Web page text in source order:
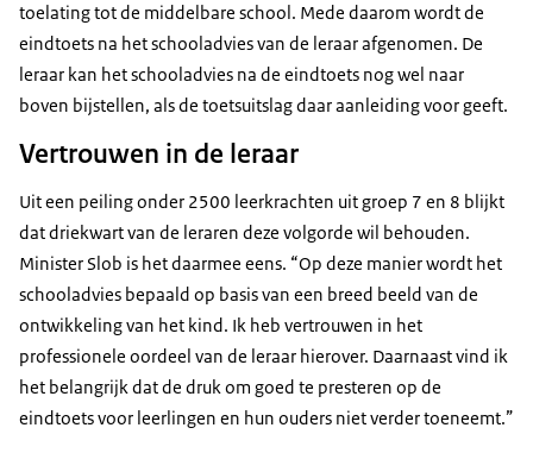
toelating tot de middelbare school. Mede daarom wordt de
eindtoets na het schooladvies van de leraar afgenomen. De
leraar kan het schooladvies na de eindtoets nog wel naar
boven bijstellen, als de toetsuitslag daar aanleiding voor geeft.
Vertrouwen in de leraar
Uit een peiling onder 2500 leerkrachten uit groep 7 en 8 blijkt
dat driekwart van de leraren deze volgorde wil behouden.
Minister Slob is het daarmee eens. “Op deze manier wordt het
schooladvies bepaald op basis van een breed beeld van de
ontwikkeling van het kind. Ik heb vertrouwen in het
professionele oordeel van de leraar hierover. Daarnaast vind ik
het belangrijk dat de druk om goed te presteren op de
eindtoets voor leerlingen en hun ouders niet verder toeneemt.”